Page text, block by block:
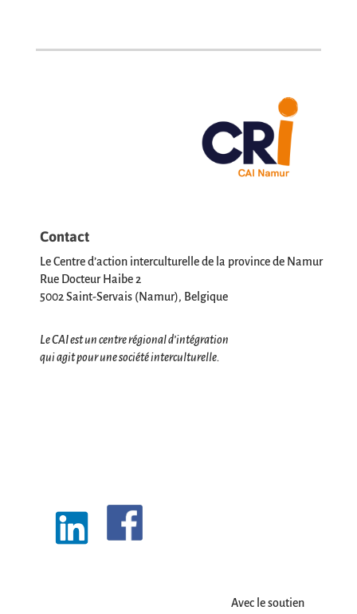
Contact
Le Centre d’action interculturelle de la province de Namur
Rue Docteur Haibe 2
5002 Saint-Servais (Namur), Belgique
Le CAI est un centre régional d’intégration
qui agit pour une société interculturelle.
Avec le soutien